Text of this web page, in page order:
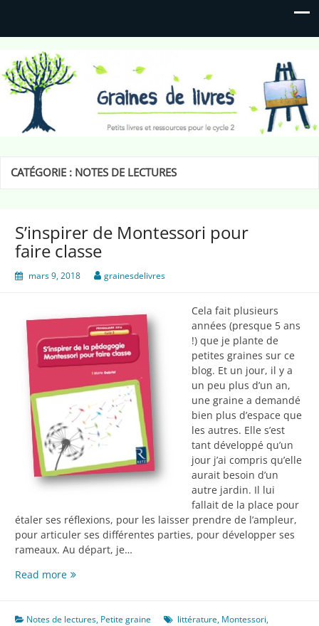
Graines de livres
Petits livres et ressources pour le cycle 2
CATÉGORIE : NOTES DE LECTURES
S’inspirer de Montessori pour
faire classe
mars 9, 2018 grainesdelivres
Cela fait plusieurs
années (presque 5 ans
!) que je plante de
petites graines sur ce
blog. Et un jour, il y a
un peu plus d’un an,
une graine a demandé
bien plus d’espace que
les autres. Elle s’est
tant développé qu’un
jour j’ai compris qu’elle
aurait besoin d’un
autre jardin. Il lui
fallait de la place pour
étaler ses réflexions, pour les laisser prendre de l’ampleur,
pour articuler ses différentes parties, pour développer ses
rameaux. Au départ, je…
Read moreS’inspirer
pour
Notes de lectures, Petite graine littérature, Montessori,